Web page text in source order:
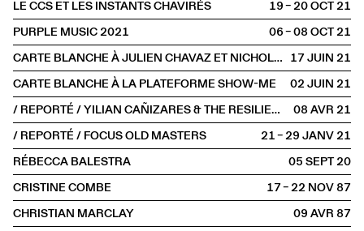
LE CCS ET LES INSTANTS CHAVIRÉS
19 – 20 OCT2021
PURPLE MUSIC 2021
06 – 08 OCT2021
CARTE BLANCHE À JULIEN CHAVAZ ET NICHOLAS STÜCKLIN 17 JUIN2021
CARTE BLANCHE À LA PLATEFORME SHOW-ME
02 JUIN2021
/ REPORTÉ / YILIAN CAÑIZARES & THE RESILIENCE TRIO
08 AVR2021
/ REPORTÉ / FOCUS OLD MASTERS
21 – 29 JANV2021
RÉBECCA BALESTRA
05 SEPT2020
CRISTINE COMBE
17 – 22 NOV1987
CHRISTIAN MARCLAY
09 AVR1987